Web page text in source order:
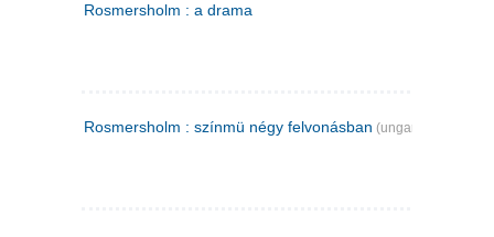
Rosmersholm : a drama
Rosmersholm : színmü négy felvonásban (ungarsk)